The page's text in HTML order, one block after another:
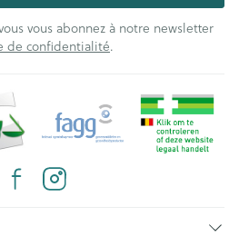
vous abonnez à notre newsletter
de confidentialité.